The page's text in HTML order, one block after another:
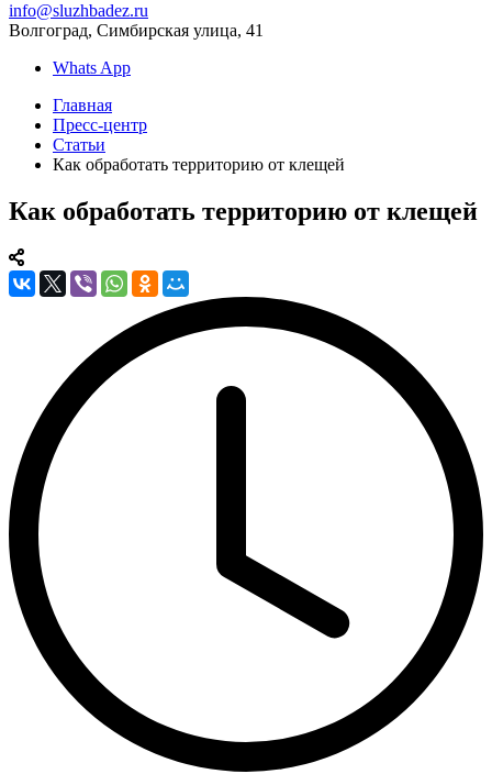
info@sluzhbadez.ru
Волгоград, Симбирская улица, 41
Whats App
Главная
Пресс-центр
Статьи
Как обработать территорию от клещей
Как обработать территорию от клещей